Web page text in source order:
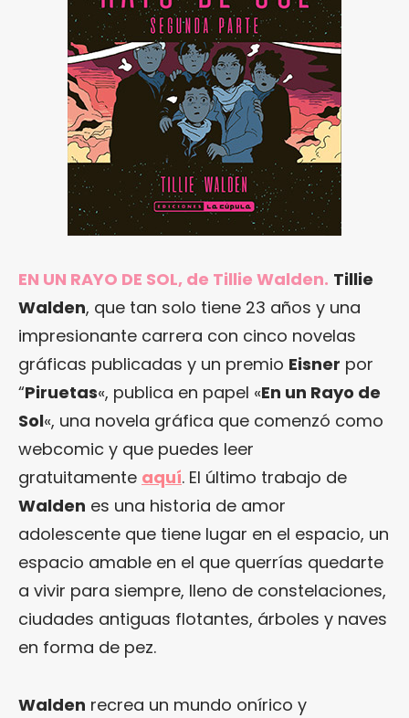
EN UN RAYO DE SOL, de Tillie Walden. Tillie
Walden, que tan solo tiene 23 años y una
impresionante carrera con cinco novelas
gráficas publicadas y un premio Eisner por
“Piruetas«, publica en papel «En un Rayo de
Sol«, una novela gráfica que comenzó como
webcomic y que puedes leer
gratuitamente aquí. El último trabajo de
Walden es una historia de amor
adolescente que tiene lugar en el espacio, un
espacio amable en el que querrías quedarte
a vivir para siempre, lleno de constelaciones,
ciudades antiguas flotantes, árboles y naves
en forma de pez.
Walden recrea un mundo onírico y